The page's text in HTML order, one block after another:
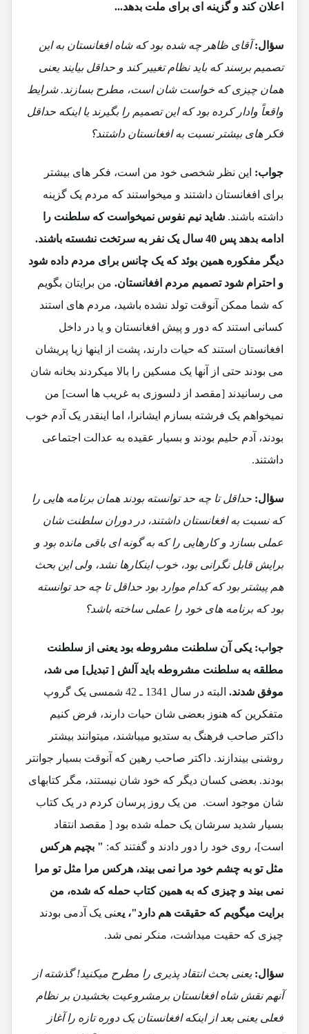
اعلان کند و گزینه ای برای ملت بدهد...
سؤال: آقای ظاهر چه شده بود که شاه افغانستان به این
تصمیم برسند که باید نظام تغییر کند و حداقل بیایند یعنی
همان چیزی که خواست شان است، مطرح بسازند. شرایط
واقعاً وادار کرده بود که این تصمیم را بگیرند یا اینکه حداقل
فکر های بیشتر نسبت به افغانستان داشتند؟
جواب: این نظر شخصی خود من است، فکر های بیشتر
برای افغانستان داشتند و میخواستند که مردم یک گزینه
داشته باشند. شاید نیم نفوس نمیخواست که سلطنت را
ادامه بدهد پس 40 سال یک نفر به سرتخت نشسته باشند.
دیگر مفکوره همین بوئد که یک چانس برای مردم داده شود
و احترام شود تصمیم مردم افغانستان. من برایتان بگویم
که شما ممکن آنوقت تولد نشده باشید، مردم های استند
کسانی استند که دور و پیش افغانستان و یا در داخل
افغانستان استند که حیات دارند، پشت از اینها زیا پریشان
می بودند حتی از آنها یک مسکین را بالا میکردند بخانه شان
می رسانیدند [مقصد از دلسوزی به غریب ها است] من
نمیخواهم یک فرشته بسازم ایشانرا، اما اینقدر یک آدم خوب
بودند، آدم حلیم بودند و بسیار عقیده به عدالت اجتماعی
داشتند.
سؤال: حداقل تا چه حد توانسته بودند همان برنامه هایی را
که نسبت به افغانستان داشتند، در دوران سلطنت شان
عملی بسازد و کارهایی را که به گونه ای باقی مانده بود و
برایش قابل نگرانی بود، خوب اینکارها نشد، ولی این بحث
هم پیشتر بود که کدام موارد بود حداقل تا چه حد توانسته
بود که برنامه های خود را عملی ساخته باشد؟
جواب: یکی آن سلطنت مشروطه بود یعنی از سلطنت
مطلقه به سلطنت مشروطه باید آلش [ تبدیل] می شد،
موفق شدند.
البته در سال 1341 ـ 42 شمسی یک گروپ
متفکرین که هنوز بعضی شان حیات دارند، فرض کنیم
داکتر صاحب فرهنگ به ستدیو میباشند، میتوانند بیشتر
روشنی بیندازند. داکتر صاحب رهین که آنوقت بسیار جوانتر
بودند. بعضی کسان دیگر که خود شان نیستند، مگر کتابهای
شان موجود است. من یک روز پرسان کردم در یک کتاب
بسیار شدید سرشان یک حمله شده بود [ مقصد انتقاد
است]، روی خود را دور دادند و گفتند که: " بچیم هرکس
مثل تو به چشم خود مرا نمی بیند، هرکس مرا مثل تو مرا
نمی بیند و چیزی که به همین کتاب حمله که شده، من
برایت میگویم که حقیقت هم دارد"، یعنی یک آدمی بودند
چیزی که حقیت میداشت، منکر نمی شد.
سؤال: یعنی بحث انتقاد پذیری را مطرح میکنید! گذشته از
آنهم نقش شاه افغانستان برمشروعیت بخشیدن بر نظام
فعلی یعنی بعد از اینکه افغانستان یک دوره تازه را آغاز